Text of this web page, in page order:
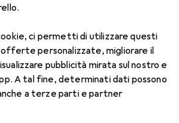
ci permetti di utilizzare questi
personalizzate, migliorare il
pubblicità mirata sul nostro e
A tal fine, determinati dati possono
a terze parti e partner